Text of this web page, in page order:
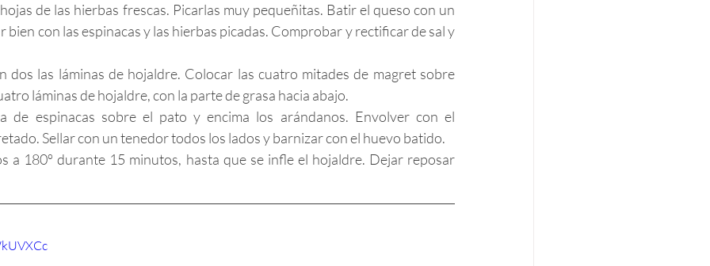
de las hierbas frescas. Picarlas muy pequeñitas. Batir el queso con un
bien con las espinacas y las hierbas picadas. Comprobar y rectificar de sal y
dos las láminas de hojaldre. Colocar las cuatro mitades de magret sobre
láminas de hojaldre, con la parte de grasa hacia abajo.
de espinacas sobre el pato y encima los arándanos. Envolver con el
Sellar con un tenedor todos los lados y barnizar con el huevo batido.
a 180º durante 15 minutos, hasta que se infle el hojaldre. Dejar reposar